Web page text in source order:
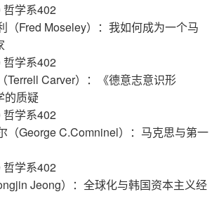
学系402
（Fred Moseley）：我如何成为一个马
学系402
Terrell Carver）：《德意志意识形
的质疑
学系402
（George C.Comninel）：马克思与第一
学系402
Jeong）：全球化与韩国资本主义经